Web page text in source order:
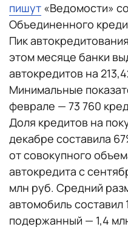
пишут «Ведомости»
Объединенного
Пик
этом месяце банки
автокредитов на
Минимальные
феврале — 73 760
Доля кредитов на
декабре составила
от совокупного
автокредита с
млн руб. Средний
автомобиль составил
подержанный — 1,4